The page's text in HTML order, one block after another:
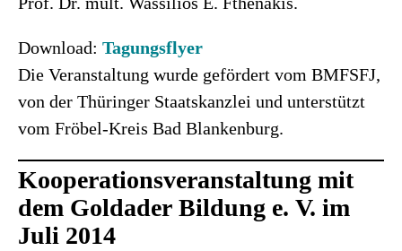
Download: Tagungsflyer
Die Veranstaltung wurde gefördert vom BMFSFJ,
von der Thüringer Staatskanzlei und unterstützt
vom Fröbel-Kreis Bad Blankenburg.
Kooperationsveranstaltung mit
dem Goldader Bildung e. V. im
Juli 2014